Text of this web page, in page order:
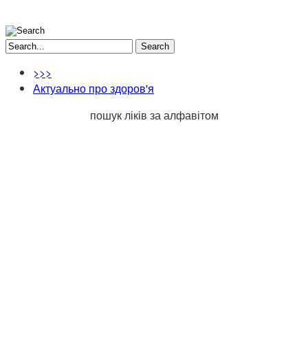
Search
>>>
Актуально про здоров'я
пошук ліків за алфавітом